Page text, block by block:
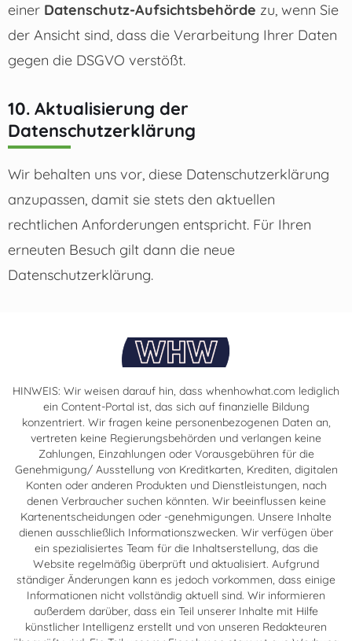
einer Datenschutz-Aufsichtsbehörde zu, wenn Sie
der Ansicht sind, dass die Verarbeitung Ihrer Daten
gegen die DSGVO verstößt.
10. Aktualisierung der
Datenschutzerklärung
Wir behalten uns vor, diese Datenschutzerklärung
anzupassen, damit sie stets den aktuellen
rechtlichen Anforderungen entspricht. Für Ihren
erneuten Besuch gilt dann die neue
Datenschutzerklärung.
HINWEIS: Wir weisen darauf hin, dass whenhowhat.com lediglich
ein Content-Portal ist, das sich auf finanzielle Bildung
konzentriert. Wir fragen keine personenbezogenen Daten an,
vertreten keine Regierungsbehörden und verlangen keine
Zahlungen, Einzahlungen oder Vorausgebühren für die
Genehmigung/ Ausstellung von Kreditkarten, Krediten, digitalen
Konten oder anderen Produkten und Dienstleistungen, nach
denen Verbraucher suchen könnten. Wir beeinflussen keine
Kartenentscheidungen oder -genehmigungen. Unsere Inhalte
dienen ausschließlich Informationszwecken. Wir verfügen über
ein spezialisiertes Team für die Inhaltserstellung, das die
Website regelmäßig überprüft und aktualisiert. Aufgrund
ständiger Änderungen kann es jedoch vorkommen, dass einige
Informationen nicht vollständig aktuell sind. Wir informieren
außerdem darüber, dass ein Teil unserer Inhalte mit Hilfe
künstlicher Intelligenz erstellt und von unseren Redakteuren